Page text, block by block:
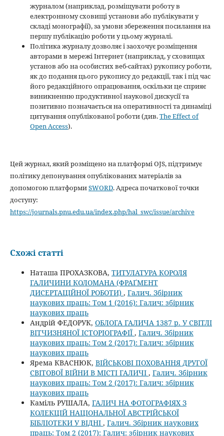
журналом (наприклад, розміщувати роботу в
електронному сховищі установи або публікувати у
складі монографії), за умови збереження посилання на
першу публікацію роботи у цьому журналі.
Політика журналу дозволяє і заохочує розміщення
авторами в мережі Інтернет (наприклад, у сховищах
установ або на особистих веб-сайтах) рукопису роботи,
як до подання цього рукопису до редакції, так і під час
його редакційного опрацювання, оскільки це сприяє
виникненню продуктивної наукової дискусії та
позитивно позначається на оперативності та динаміці
цитування опублікованої роботи (див.The Effect of
Open Access).
Цей журнал, який розміщено на платформі OJS, підтримує
політику депонування опублікованих матеріалів за
допомогою платформиSWORD. Адреса початкової точки
доступу:
https://journals.pnu.edu.ua/index.php/hal_swc/issue/archive
Схожі статті
Наташа ПРОХАЗКОВА, ТИТУЛАТУРА КОРОЛЯ
ГАЛИЧИНИ КОЛОМАНА (ФРАҐМЕНТ
ДИСЕРТАЦІЙНОЇ РОБОТИ) , Галич. Збірник
наукових праць: Том 1 (2016): Галич: збірник
наукових праць
Андрій ФЕДОРУК, ОБЛОГА ГАЛИЧА 1387 р. У СВІТЛІ
ВІТЧИЗНЯНОЇ ІСТОРІОГРАФІЇ , Галич. Збірник
наукових праць: Том 2 (2017): Галич: збірник
наукових праць
Ярема КВАСНЮК, ВІЙСЬКОВІ ПОХОВАННЯ ДРУГОЇ
СВІТОВОЇ ВІЙНИ В МІСТІ ГАЛИЧІ , Галич. Збірник
наукових праць: Том 2 (2017): Галич: збірник
наукових праць
Каміль РУШАЛА, ГАЛИЧ НА ФОТОГРАФІЯХ З
КОЛЕКЦІЙ НАЦІОНАЛЬНОЇ АВСТРІЙСЬКОЇ
БІБЛІОТЕКИ У ВІДНІ , Галич. Збірник наукових
праць: Том 2 (2017): Галич: збірник наукових